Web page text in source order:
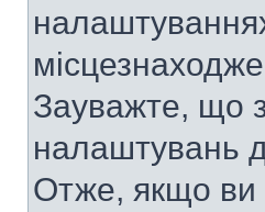
Зауважте, що
налаштувань
Отже, якщо ви